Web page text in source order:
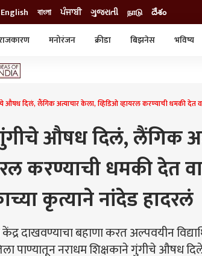
English বাংলা ਪੰਜਾਬੀ ગુજરાતી நாடு దేశం
मनोरंजन क्रीडा बिझनेस भविष्य
औषध दिलं, लैंगिक अत्याचार केला, व्हिडिओ व्हायरल करण्याची धमकी देत
औषध दिलं, लैंगिक
करण्याची धमकी देत
कृत्याने नांदेड हादरलं
दाखवण्याचा बहाणा करत अल्पवयीन
पाण्यातून नराधम शिक्षकाने गुंगीचे औषध